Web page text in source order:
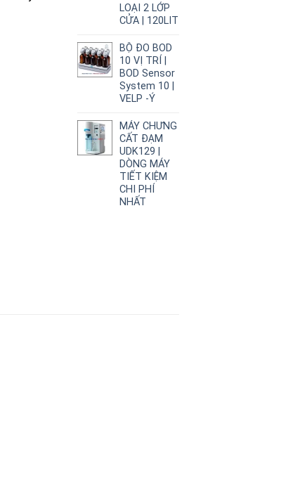
LOẠI 2 LỚP
CỬA | 120LIT
BỘ ĐO BOD
10 VỊ TRÍ |
BOD Sensor
System 10 |
VELP -Ý
MÁY CHƯNG
CẤT ĐẠM
UDK129 |
DÒNG MÁY
TIẾT KIỆM
CHI PHÍ
NHẤT